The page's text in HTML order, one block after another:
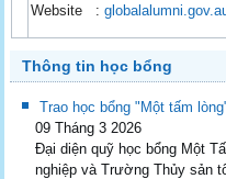
Website :
Thông tin học bổng
Trao học bổng "Một tấm
09 Tháng 3 2026
Đại diện quỹ học bổng Một
nghiệp và Trường Thủy sản